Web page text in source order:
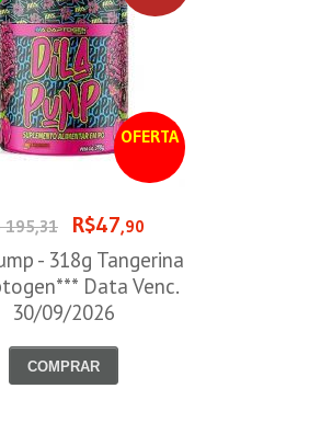
OFERTA
195,31 R$47,90
- 318g Tangerina
Data Venc.
30/09/2026
COMPRAR